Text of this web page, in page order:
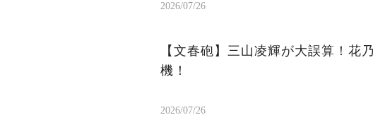
2026/07/26
【文春砲】三山凌輝が大誤算！花
機！
2026/07/26